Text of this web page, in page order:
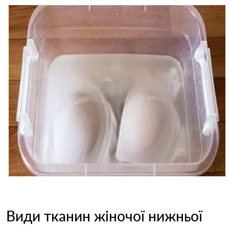
Види тканин жіночої нижньої